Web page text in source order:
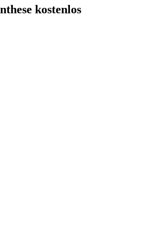
kostenlos